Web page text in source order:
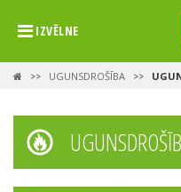
IZVĒLNE
>> UGUNSDROŠĪBA >>